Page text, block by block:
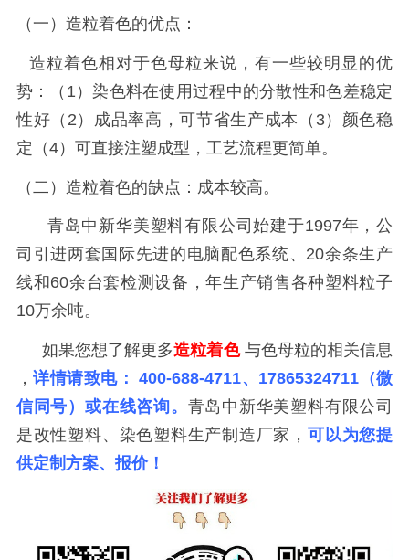
（一）造粒着色的优点：
造粒着色相对于色母粒来说，有一些较明显的优
势：（ 1）染色料在使用过程中的分散性和色差稳定
性好（2）成品率高，可节省生产成本（3）颜色稳
定（4）可直接注塑成型，工艺流程更简单。
（二）造粒着色的缺点：成本较高。
青岛中新华美塑料有限公司始建于1997年，公
司引进两套国际先进的电脑配色系统、20余条生产
线和60余台套检测设备，年生产销售各种塑料粒子
10万余吨。
如果您想了解更多造粒着色 与色母粒的相关信息
，详情请致电： 400-688-4711、17865324711（微
信同号）或在线咨询。 青岛中新华美塑料有限公司
是改性塑料、染色塑料生产制造厂家，可以为您提
供定制方案、报价！